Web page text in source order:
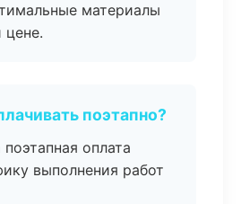
материалы
цене.
поэтапно?
оплата
выполнения работ